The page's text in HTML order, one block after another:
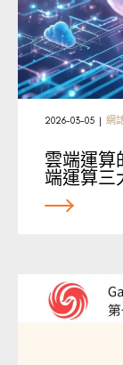
2026-03-05 | 網
雲端運算
端運算三